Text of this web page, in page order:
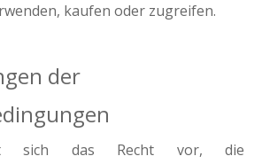
kaufen oder zugreifen.
der
sich das Recht vor, die